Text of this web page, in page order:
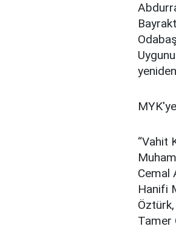
“Vahit
Cemal
Hanifi
Tamer